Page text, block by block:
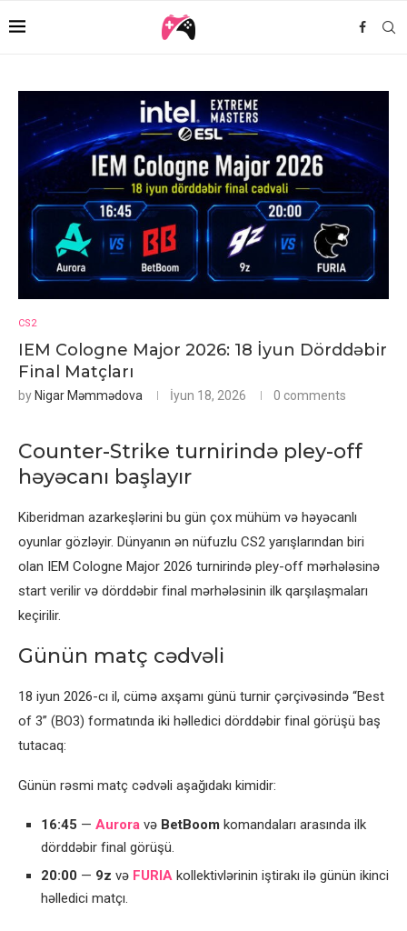
CS2
IEM Cologne Major 2026: 18 İyun Dörddəbir
Final Matçları
by Nigar Məmmədova İyun 18, 2026 0 comments
Counter-Strike turnirində pley-off
həyəcanı başlayır
Kiberidman azarkeşlərini bu gün çox mühüm və həyəcanlı
oyunlar gözləyir. Dünyanın ən nüfuzlu CS2 yarışlarından biri
olan IEM Cologne Major 2026 turnirində pley-off mərhələsinə
start verilir və dörddəbir final mərhələsinin ilk qarşılaşmaları
keçirilir.
Günün matç cədvəli
18 iyun 2026-cı il, cümə axşamı günü turnir çərçivəsində “Best
of 3” (BO3) formatında iki həlledici dörddəbir final görüşü baş
tutacaq:
Günün rəsmi matç cədvəli aşağıdakı kimidir:
16:45 — Aurora və BetBoom komandaları arasında ilk
dörddəbir final görüşü.
20:00 — 9z və FURIA kollektivlərinin iştirakı ilə günün ikinci
həlledici matçı.